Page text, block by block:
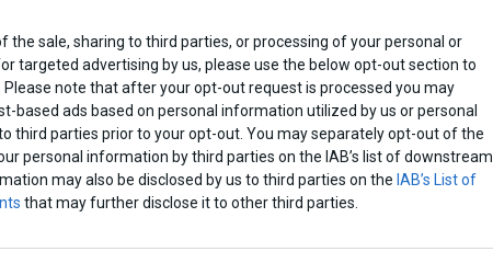
the sale, sharing to third parties, or processing of your personal or
targeted advertising by us, please use the below opt-out section to
note that after your opt-out request is processed you may
based ads based on personal information utilized by us or personal
third parties prior to your opt-out. You may separately opt-out of the
personal information by third parties on the IAB’s list of downstream
may also be disclosed by us to third parties on the IAB’s List of
that may further disclose it to other third parties.